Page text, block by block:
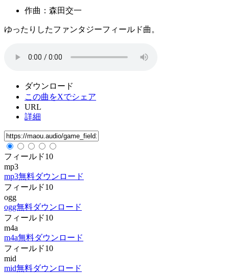
作曲：森田交一
ゆったりしたファンタジーフィールド曲。
ダウンロード
この曲をXでシェア
URL
詳細
フィールド10
mp3
mp3無料ダウンロード
フィールド10
ogg
ogg無料ダウンロード
フィールド10
m4a
m4a無料ダウンロード
フィールド10
mid
mid無料ダウンロード